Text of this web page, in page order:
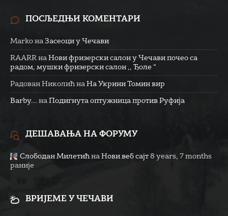
ПОСЉЕДЊИ КОМЕНТАРИ
Marko на Засеоци у Чечави
RAARR на Нови фризерски салон у Чечави почео са
радом, мушки фризерски салон ,, Ђоле “
Радован Николић на На Укрини Томин вир
Barby... на Подигнута оптужница против Руфија
ДЕШАВАЊА НА ФОРУМУ
Слободан Милетић на Нови веб сајт 8 years, 7 months
раније
ВРИЈЕМЕ У ЧЕЧАВИ